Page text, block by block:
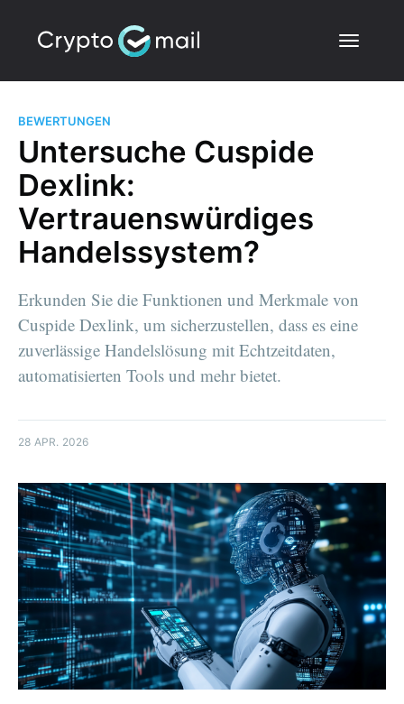
BEWERTUNGEN
Untersuche Cuspide
Dexlink:
Vertrauenswürdiges
Handelssystem?
Erkunden Sie die Funktionen und Merkmale von
Cuspide Dexlink, um sicherzustellen, dass es eine
zuverlässige Handelslösung mit Echtzeitdaten,
automatisierten Tools und mehr bietet.
28 APR. 2026